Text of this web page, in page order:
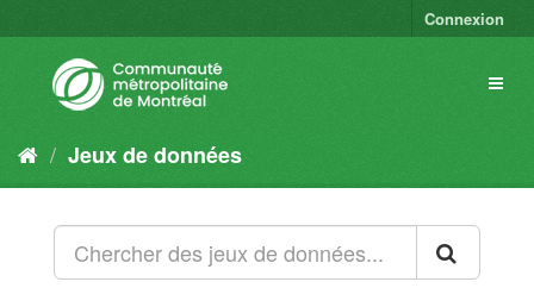
Connexion
Jeux de données